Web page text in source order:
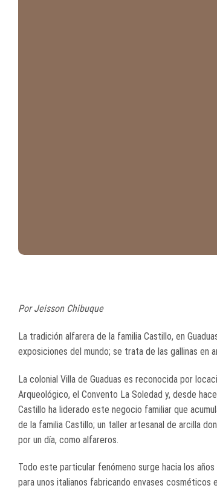
Por Jeisson Chibuque
La tradición alfarera de la familia Castillo, en
exposiciones del mundo; se trata de las gallinas en
La colonial Villa de Guaduas es reconocida por
Arqueológico, el Convento La Soledad y, desde
Castillo ha liderado este negocio familiar que
de la familia Castillo; un taller artesanal de arcilla
por un día, como alfareros.
Todo este particular fenómeno surge hacia los
para unos italianos fabricando envases cosméticos